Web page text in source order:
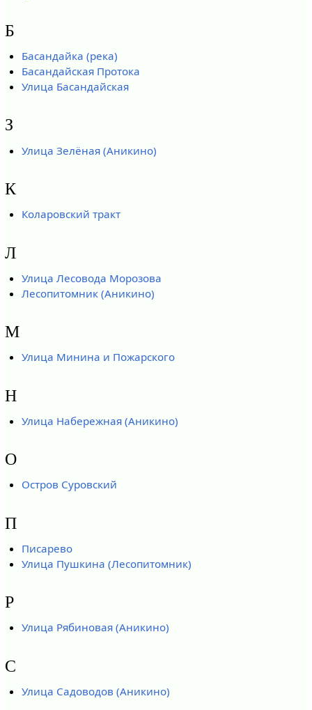
Б
Басандайка (река)
Басандайская Протока
Улица Басандайская
З
Улица Зелёная (Аникино)
К
Коларовский тракт
Л
Улица Лесовода Морозова
Лесопитомник (Аникино)
М
Улица Минина и Пожарского
Н
Улица Набережная (Аникино)
О
Остров Суровский
П
Писарево
Улица Пушкина (Лесопитомник)
Р
Улица Рябиновая (Аникино)
С
Улица Садоводов (Аникино)